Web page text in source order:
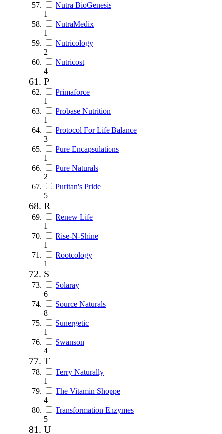
Nutra BioGenesis
1
NutraMedix
1
Nutricology
2
Nutricost
4
P
Primaforce
1
Probase Nutrition
1
Protocol For Life Balance
3
Pure Encapsulations
1
Pure Naturals
2
Puritan's Pride
5
R
Renew Life
1
Rise-N-Shine
1
Rootcology
1
S
Solaray
6
Source Naturals
8
Sunergetic
1
Swanson
4
T
Terry Naturally
1
The Vitamin Shoppe
4
Transformation Enzymes
5
U